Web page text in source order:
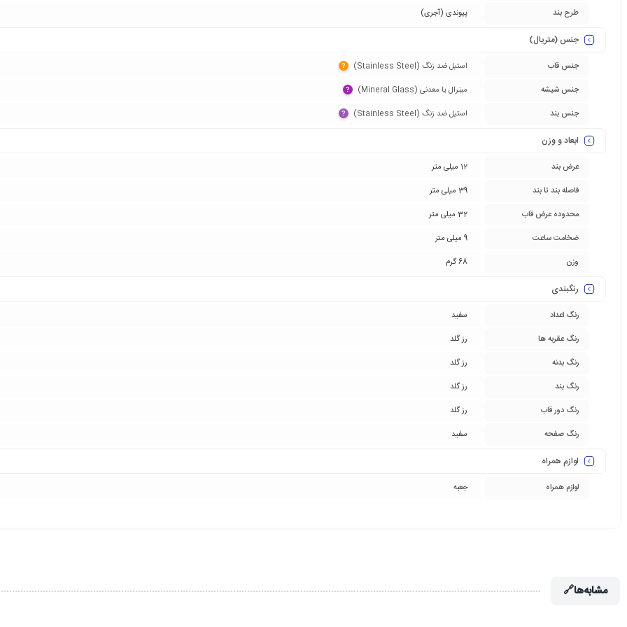
طرح بند پیوندی (آجری)
جنس (متریال)
جنس قاب استیل ضد زنگ (Stainless Steel)‏ ?
جنس شیشه مینرال یا معدنی (Mineral Glass)‏ ?
جنس بند استیل ضد زنگ (Stainless Steel)‏ ?
ابعاد و وزن
عرض بند
12 میلی متر
فاصله بند تا بند
39 میلی متر
محدوده عرض قاب
32 میلی متر
ضخامت ساعت
9 میلی متر
وزن
68 گرم
رنگبندی
رنگ اعداد
سفید
رنگ عقربه ها
رز گلد
رنگ بدنه
رز گلد
رنگ بند
رز گلد
رنگ دور قاب
رز گلد
رنگ صفحه
سفید
لوازم همراه
لوازم همراه جعبه
مشابه‌ها🔗